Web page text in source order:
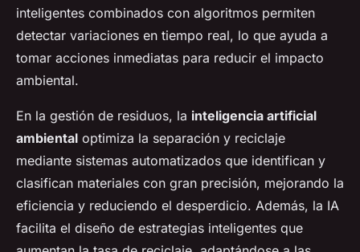
inteligentes combinados con algoritmos permiten
detectar variaciones en tiempo real, lo que ayuda a
tomar acciones inmediatas para reducir el impacto
ambiental.
En la gestión de residuos, la inteligencia artificial
ambiental optimiza la separación y reciclaje
mediante sistemas automatizados que identifican y
clasifican materiales con gran precisión, mejorando la
eficiencia y reduciendo el desperdicio. Además, la IA
facilita el diseño de estrategias inteligentes que